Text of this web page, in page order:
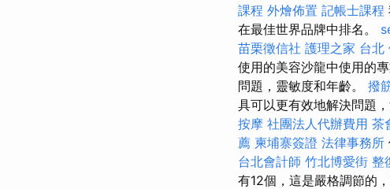
課程 外燴佈置 記帳士課程
在最佳世界品牌中排名。
苗栗徵信社 護理之家 台北
使用的美容沙龍中使用的
問題，靈敏度和年齡。 撥
具可以更有效地解決問題
按摩 社團法人代辦費用 茶
薦 柬埔寨簽證 法律事務所
台北會計師 竹北博愛街 整
有12個，這是嚴格調節的